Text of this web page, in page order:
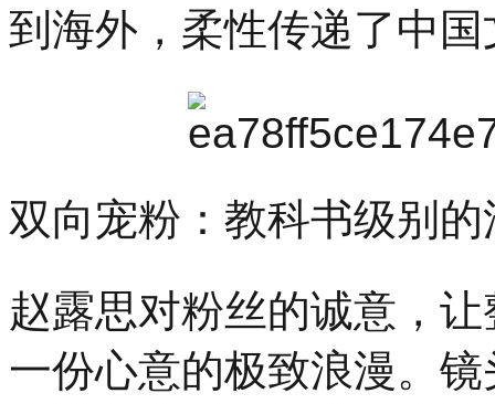
到海外，柔性传递了中
双向宠粉：教科书级别
赵露思对粉丝的诚意，
一份心意的极致浪漫。